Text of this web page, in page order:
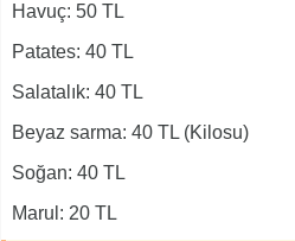
Havuç: 50 TL
Patates: 40 TL
Salatalık: 40 TL
Beyaz sarma: 40 TL (Kilosu)
Soğan: 40 TL
Marul: 20 TL